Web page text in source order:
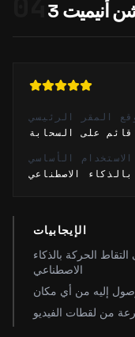
المقر الرئيسي
قائم على السحابة
الاستخدام الأساسي
الاصطناعي
الإيجابيات
الحركة بالذكاء
الاصطناعي
إليه من أي مكان
من لقطات الفيديو